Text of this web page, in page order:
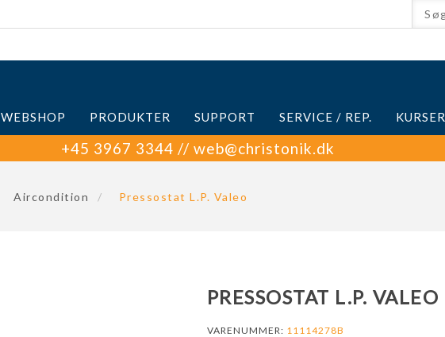
WEBSHOP PRODUKTER SUPPORT SERVICE / REP. KURSER
+45 3967 3344 // web@christonik.dk
Aircondition / Pressostat L.P. Valeo
PRESSOSTAT L.P. VALEO
VARENUMMER: 11114278B